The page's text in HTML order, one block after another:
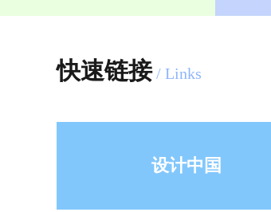
快速链接
设计中国